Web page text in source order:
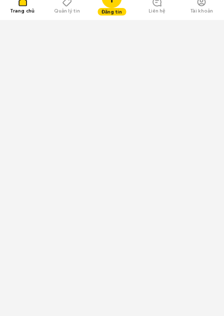
Trang chủ Quản lý tin Đăng tin Liên hệ Tài khoản